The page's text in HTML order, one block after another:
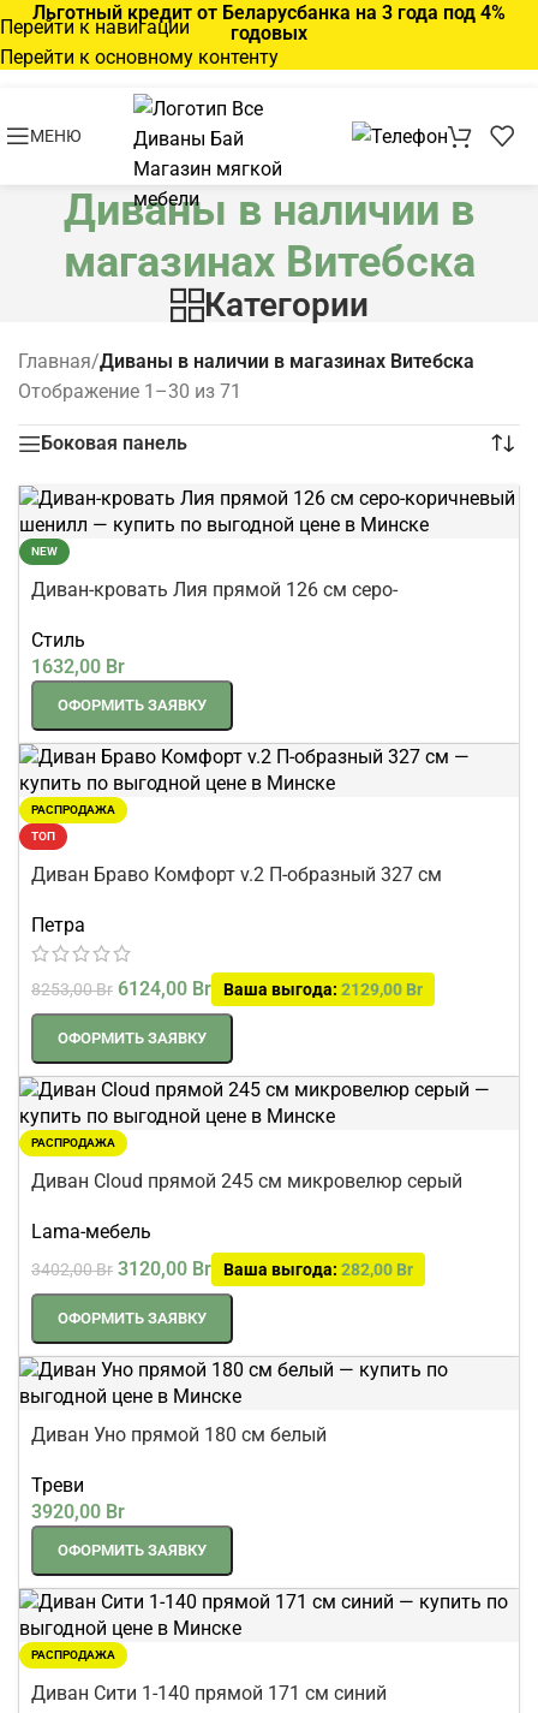
Перейти к навигации
Перейти к основному контенту
Льготный кредит от Беларусбанка на 3 года под 4%
годовых
МЕНЮ
Диваны в наличии в
магазинах Витебска
Категории
Главная/Диваны в наличии в магазинах Витебска
Отображение 1–30 из 71
Боковая панель
NEW
Диван-кровать Лия прямой 126 см серо-
Стиль
1632,00 Br
ОФОРМИТЬ ЗАЯВКУ
РАСПРОДАЖА
ТОП
Диван Браво Комфорт v.2 П-образный 327 см
Петра
8253,00Br 6124,00 Br Ваша выгода: 2129,00 Br
ОФОРМИТЬ ЗАЯВКУ
РАСПРОДАЖА
Диван Cloud прямой 245 см микровелюр серый
Lama-мебель
3402,00Br 3120,00 Br Ваша выгода: 282,00 Br
ОФОРМИТЬ ЗАЯВКУ
Диван Уно прямой 180 см белый
Треви
3920,00 Br
ОФОРМИТЬ ЗАЯВКУ
РАСПРОДАЖА
Диван Сити 1-140 прямой 171 см синий